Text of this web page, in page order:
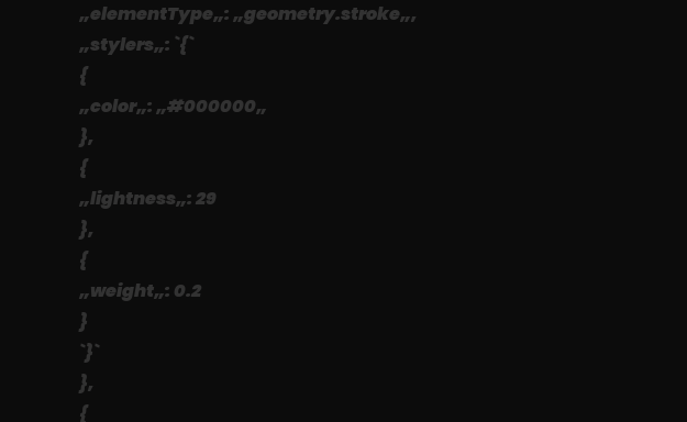
„elementType„: „geometry.stroke„,
„stylers„: `{`
{
„color„: „#000000„
},
{
„lightness„: 29
},
{
„weight„: 0.2
}
`}`
},
{